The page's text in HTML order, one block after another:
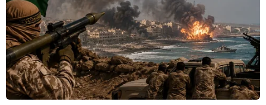
TIN LIÊN QUAN